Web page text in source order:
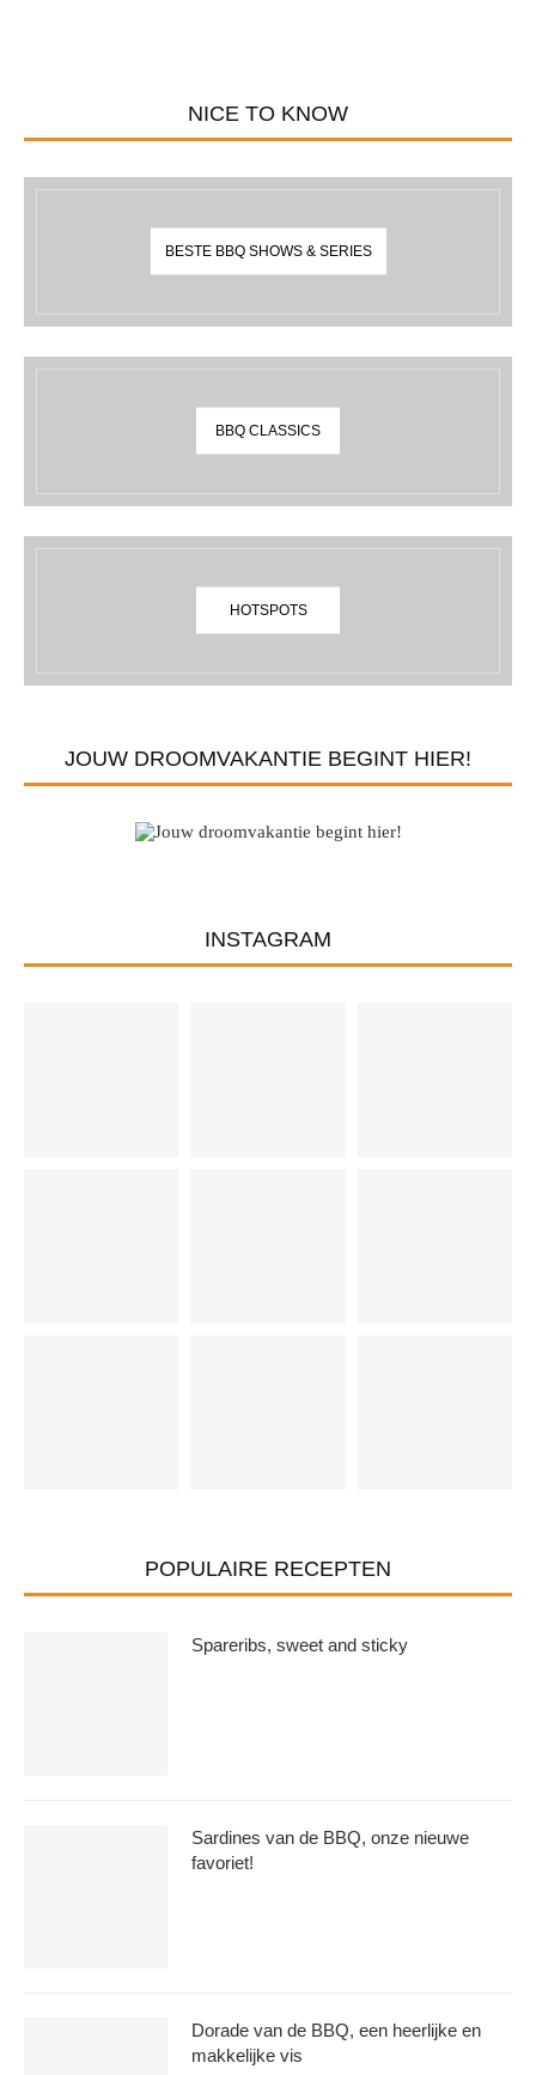
NICE TO KNOW
BESTE BBQ SHOWS & SERIES
BBQ CLASSICS
HOTSPOTS
JOUW DROOMVAKANTIE BEGINT HIER!
INSTAGRAM
POPULAIRE RECEPTEN
Spareribs, sweet and sticky
Sardines van de BBQ, onze nieuwe
favoriet!
Dorade van de BBQ, een heerlijke en
makkelijke vis